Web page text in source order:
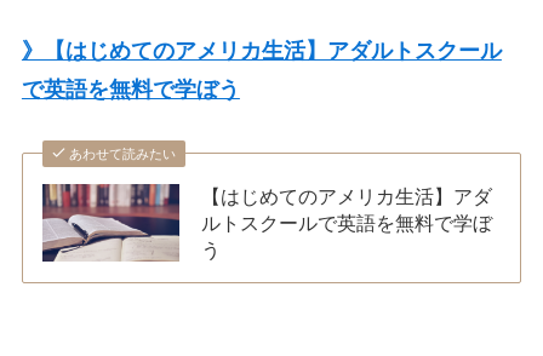
》【はじめてのアメリカ生活】アダルトスクール
で英語を無料で学ぼう
あわせて読みたい
【はじめてのアメリカ生活】アダ
ルトスクールで英語を無料で学ぼ
う